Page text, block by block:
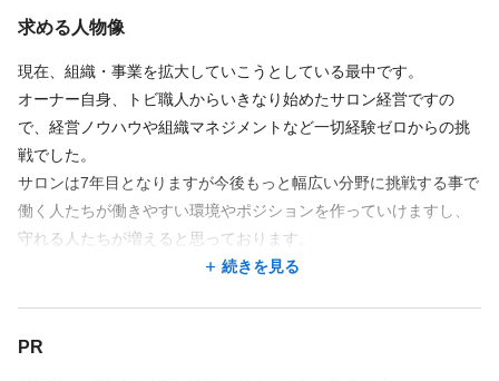
月給28万円〜60万円
固定給280000円、成約、集客インセンティブ、役職手当、特別集
客ボーナス等各種インセンティブがあります。実績としてスタッ
フ平均440000円となっております。
月給 28万円〜60万円
【内訳】
基本給＋各種手当＋インセンティブ
店長・店長候補52万円
求める人物像
現在、組織・事業を拡大していこうとしている最中です。
オーナー自身、トビ職人からいきなり始めたサロン経営ですの
で、経営ノウハウや組織マネジメントなど一切経験ゼロからの挑
戦でした。
サロンは7年目となりますが今後もっと幅広い分野に挑戦する事で
働く人たちが働きやすい環境やポジションを作っていけますし、
守れる人たちが増えると思っております。
そんな事業拡大を一緒に力添えして頂ける方、仕事に対して熱い
続きを見る
PR